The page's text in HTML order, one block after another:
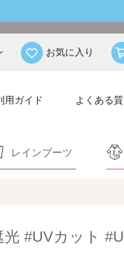
お気に入り
用ガイド よくある
レインブーツ
#UVカット